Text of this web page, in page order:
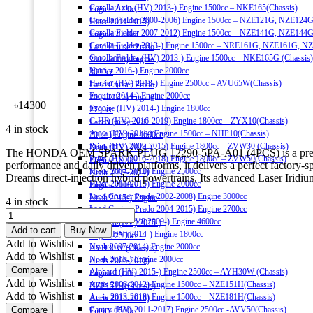
Corolla Axio (HV) 2013-) Engine 1500cc – NKE165(Chassis)
Corolla Fielder 2000-2006) Engine 1500cc – NZE121G,
Corolla Fielder 2007-2012) Engine 1500cc – NZE141G,
Corolla Fielder 2013-) Engine 1500cc – NRE161G, NZE161G,
Corolla Fielder (HV) 2013-) Engine 1500cc – NKE165G (Chassis)
Harrier 2016-) Engine 2000cc
Harrier (HV) 2013-) Engine 2500cc – AVU65W(Chassis)
Esquire 2014-) Engine 2000cc
Esquire (HV) 2014-) Engine 1800cc
C-HR (HV) 2016-2019) Engine 1800cc – ZYX10(Chassis)
Aqua (HV) 2011-) Engine 1500cc – NHP10(Chassis)
Prius (HV) 2009-2015) Engine 1800cc – ZVW30 (Chassis)
Prius (HV) 2016-2018) Engine 1800cc – ZVW50(Chassis)
Hiace 2004-2010) Engine 2500cc
Hiace 2011-2015) Engine 2000cc
Land Cruiser Prado 2002-2008) Engine 3000cc
Land Cruiser Prado 2004-2015) Engine 2700cc
Land Cruiser V8 2009-) Engine 4600cc
Noah (HV) 2014-) Engine 1800cc
Noah 2007-2014) Engine 2000cc
Noah 2015-) Engine 2000cc
Alphard (HV) 2015-) Engine 2500cc – AYH30W (Chassis)
Auris 2006-2012) Engine 1500cc – NZE151H(Chassis)
Auris 2013-2018) Engine 1500cc – NZE181H(Chassis)
Camry (HV) 2011-2017) Engine 2500cc -AVV50(Chassis)
Engine 2500cc
Hiace 2011-2015)
Engine 2000cc
Land Cruiser Prado
2002-2008) Engine
3000cc
Land Cruiser Prado
2004-2015) Engine
2700cc
Land Cruiser V8
2009-) Engine 4600cc
Noah (HV) 2014-)
Engine 1800cc
Noah 2007-2014)
Engine 2000cc
Noah 2015-) Engine
2000cc
Alphard (HV) 2015-)
Engine 2500cc –
AYH30W (Chassis)
Auris 2006-2012)
Engine 1500cc –
NZE151H(Chassis)
Auris 2013-2018)
Engine 1500cc –
৳14300
4 in stock
The HONDA OEM SPARK PLUG 12290-5PA-A01 (4PCS) is a
performance and daily driven platforms, it delivers a perfect
Dreams direct-injection hybrid powertrains. Its advanced Laser
4 in stock
HONDA
OEM
SPARK
PLUG
12290-
5PA-
A01
(4PCS)
Add to cart Buy Now
Add to Wishlist
Add to Wishlist
Compare
Add to Wishlist
Add to Wishlist
Compare